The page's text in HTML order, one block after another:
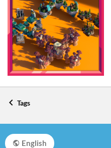
Tags
English